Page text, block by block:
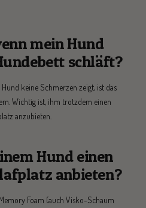
mein Hund
schläft?
keine Schmerzen zeigt, ist das
Wichtig ist, ihm trotzdem einen
anzubieten.
Hund einen
anbieten?
Foam (auch Visko-Schaum